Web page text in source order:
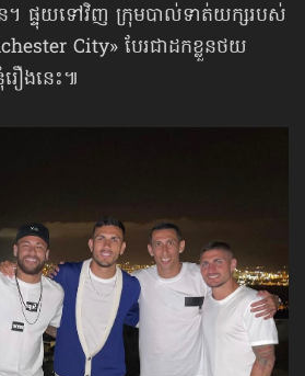
។ ផ្ទុយទៅវិញ ក្រុមបាល់ទាត់យក្សរបស់
City» បែរជាដកខ្លួនថយ
ឿងនេះ៕